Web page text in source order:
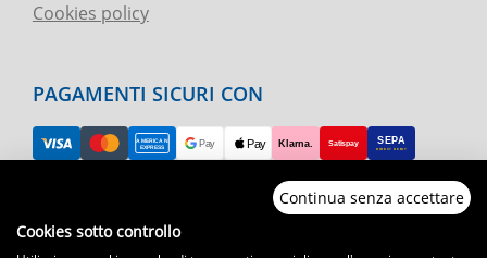
Cookies policy
PAGAMENTI SICURI CON
RESO FACILE
Continua senza accettare
Cookies sotto controllo